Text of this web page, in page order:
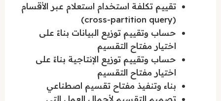
تقييم تكلفة استخدام استعلام عبر الأقسام
(cross-partition query)
حساب وتقييم توزيع البيانات بناءً على
اختيار مفتاح التقسيم
حساب وتقييم توزيع الإنتاجية بناءً على
اختيار مفتاح التقسيم
بناء وتنفيذ مفتاح تقسيم اصطناعي
تصميم التقسيم لأحمال العمل التي